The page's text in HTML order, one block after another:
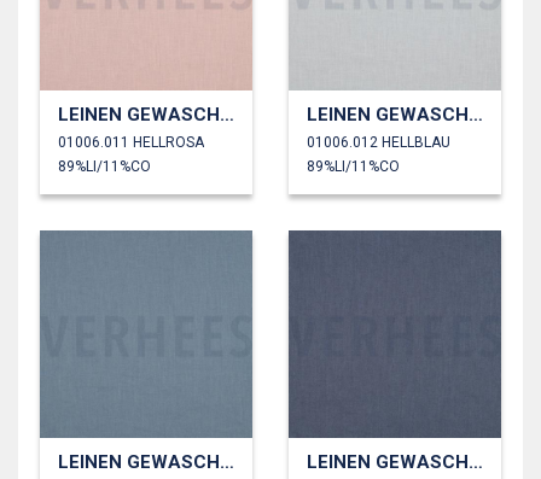
LEINEN GEWASCHEN 170 GM2
01006.011 HELLROSA
89%LI/11%CO
LEINEN GEWASCHEN 170 GM2
01006.012 HELLBLAU
89%LI/11%CO
LEINEN GEWASCHEN 170 GM2 LEINEN GEWASCHEN 170 GM2